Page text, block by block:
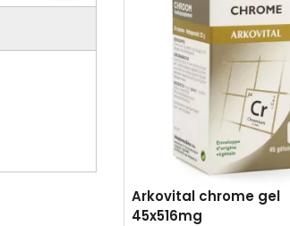
Arkovital chrome gel
45x516mg